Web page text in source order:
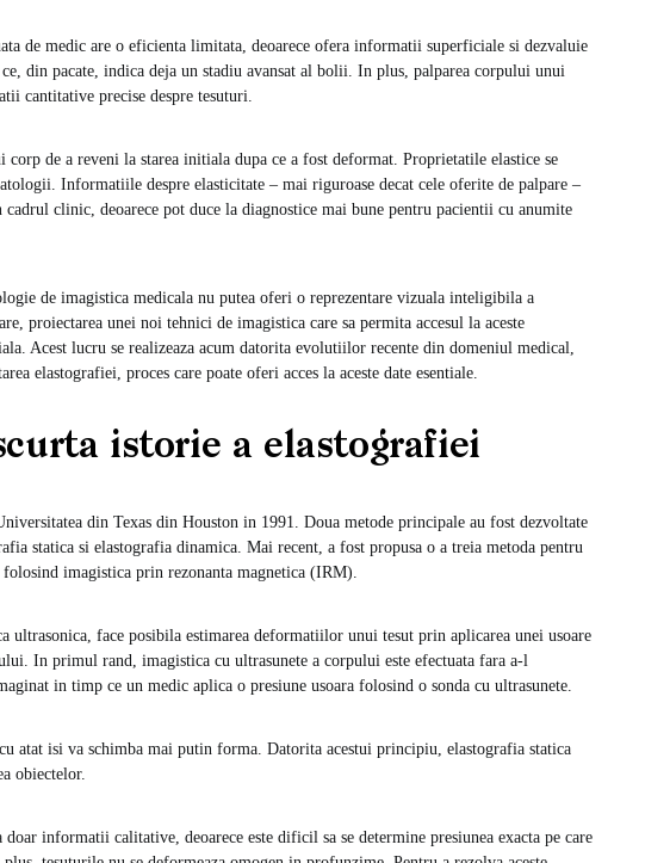
de medic are o eficienta limitata, deoarece ofera informatii superficiale si dezvaluie
din pacate, indica deja un stadiu avansat al bolii. In plus, palparea corpului unui
cantitative precise despre tesuturi.
corp de a reveni la starea initiala dupa ce a fost deformat. Proprietatile elastice se
Informatiile despre elasticitate – mai riguroase decat cele oferite de palpare –
clinic, deoarece pot duce la diagnostice mai bune pentru pacientii cu anumite
de imagistica medicala nu putea oferi o reprezentare vizuala inteligibila a
proiectarea unei noi tehnici de imagistica care sa permita accesul la aceste
Acest lucru se realizeaza acum datorita evolutiilor recente din domeniul medical,
elastografiei, proces care poate oferi acces la aceste date esentiale.
istorie a elastografiei
din Texas din Houston in 1991. Doua metode principale au fost dezvoltate
statica si elastografia dinamica. Mai recent, a fost propusa o a treia metoda pentru
imagistica prin rezonanta magnetica (IRM).
ultrasonica, face posibila estimarea deformatiilor unui tesut prin aplicarea unei usoare
In primul rand, imagistica cu ultrasunete a corpului este efectuata fara a-l
in timp ce un medic aplica o presiune usoara folosind o sonda cu ultrasunete.
atat isi va schimba mai putin forma. Datorita acestui principiu, elastografia statica
obiectelor.
doar informatii calitative, deoarece este dificil sa se determine presiunea exacta pe care